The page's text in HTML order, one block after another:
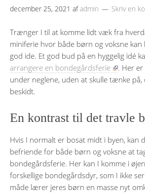
december 25, 2021 afadmin Skriv en
Trænger I til at komme lidt væk fra
miniferie hvor både børn og voksne kan
god ide. Et god bud på en hyggelig idé
arrangere en bondegårdsferie
. Her er
under neglene, uden at skulle tænke
beskidt.
En kontrast til det travle
Hvis I normalt er bosat midt i byen, kan
befriende for både børn og voksne at
bondegårdsferie. Her kan I komme i
forskellige bondegårdsdyr, som I ikke
måde lærer jeres børn en masse nyt